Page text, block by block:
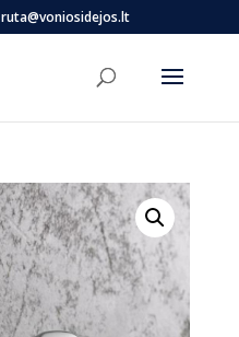
ruta@voniosidejos.lt